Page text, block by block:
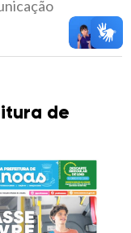
de